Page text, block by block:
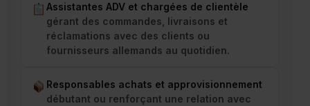
Assistantes ADV et chargées de clientèle
gérant des commandes, livraisons et
réclamations avec des clients ou
fournisseurs allemands au quotidien.
Responsables achats et approvisionnement
débutant ou renforçant une relation avec